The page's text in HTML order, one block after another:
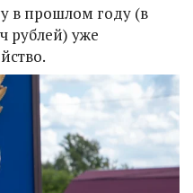
в прошлом году (в
рублей) уже